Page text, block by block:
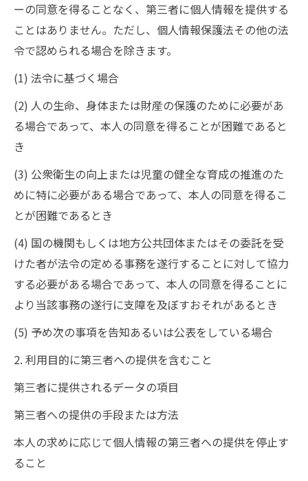
ーの同意を得ることなく、第三者に個人情報を提供する
ことはありません。ただし、個人情報保護法その他の法
令で認められる場合を除きます。
(1) 法令に基づく場合
(2) 人の生命、身体または財産の保護のために必要があ
る場合であって、本人の同意を得ることが困難であると
き
(3) 公衆衛生の向上または児童の健全な育成の推進のた
めに特に必要がある場合であって、本人の同意を得るこ
とが困難であるとき
(4) 国の機関もしくは地方公共団体またはその委託を受
けた者が法令の定める事務を遂行することに対して協力
する必要がある場合であって、本人の同意を得ることに
より当該事務の遂行に支障を及ぼすおそれがあるとき
(5) 予め次の事項を告知あるいは公表をしている場合
2. 利用目的に第三者への提供を含むこと
第三者に提供されるデータの項目
第三者への提供の手段または方法
本人の求めに応じて個人情報の第三者への提供を停止す
ること